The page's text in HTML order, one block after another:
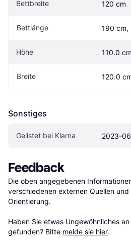
Bettbreite 120 cm
Bettlänge 190 cm,
Höhe 110.0 cm
Breite 120.0
Sonstiges
Gelistet bei Klarna 2023-
Feedback
Die oben angegebenen
verschiedenen externen Quellen
Orientierung.
Haben Sie etwas Ungewöhnliches
gefunden? Bitte melde sie hier.